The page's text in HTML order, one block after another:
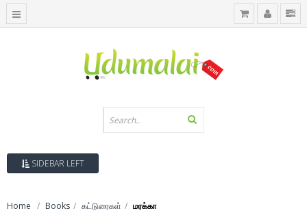
SIDEBAR LEFT
Home Books கட்டுரைகள் மரக்கா